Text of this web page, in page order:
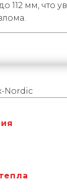
112 мм, что